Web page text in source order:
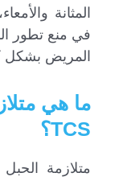
المثانة
في منع تطور
المريض بشكل
ما هي
TCS؟